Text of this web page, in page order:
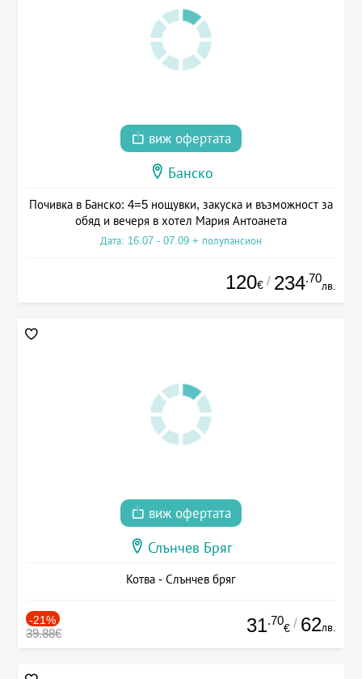
виж офертата
Банско
Почивка в Банско: 4=5 нощувки, закуска и възможност за
обяд и вечеря в хотел Мария Антоанета
Дата: 16.07 - 07.09 + полупансион
120€ / 234.70
лв.
виж офертата
Слънчев Бряг
Котва - Слънчев бряг
-21%
39.88€ 31.70
€ / 62лв.